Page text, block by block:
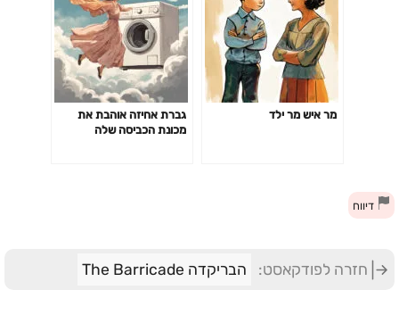
מר איש מר ילד
גברת אחיזה אוהבת את
מכונת הכביסה שלה
דיווח
חזרה לפודקאסט: הבריקדה The Barricade